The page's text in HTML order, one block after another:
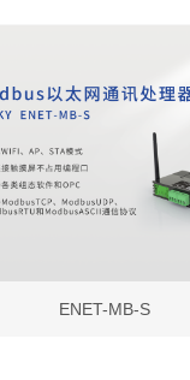
ENET-MB-S